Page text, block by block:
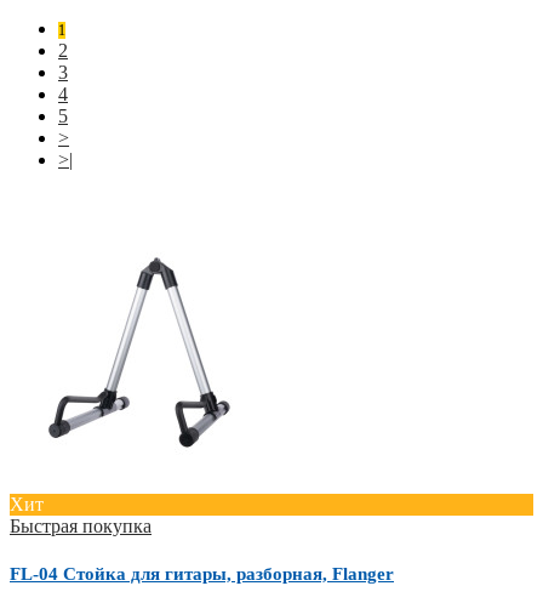
1
2
3
4
5
>
>|
Хит
Быстрая покупка
FL-04 Стойка для гитары, разборная, Flanger